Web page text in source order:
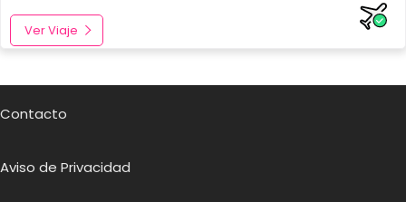
Ver Viaje
Contacto
Aviso de Privacidad